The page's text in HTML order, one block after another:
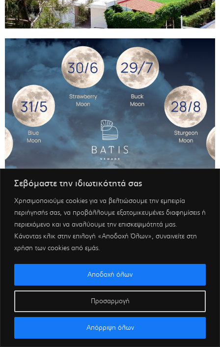
Σεβόμαστε την ιδιωτικότητά σας
Χρησιμοποιούμε cookies για να βελτιώσουμε την εμπειρία
περιήγησής σας, να προβάλλουμε εξατομικευμένες διαφημίσεις ή
περιεχόμενο και να αναλύουμε την επισκεψιμότητά μας.
Κάνοντας κλικ στην επιλογή «Αποδοχή Όλων», συναινείτε στη
χρήση των cookies από εμάς.
Προσαρμογή
Απόρριψη όλων
Αποδοχή όλων